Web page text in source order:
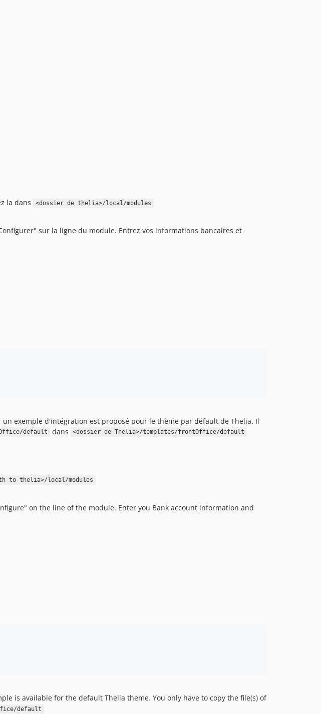
la dans
<dossier de thelia>/local/modules
sur la ligne du module. Entrez vos informations bancaires et
exemple d'intégration est proposé pour le thème par défault de Thelia. Il
default dans <dossier de Thelia>/templates/frontOffice/default
to thelia>/local/modules
on the line of the module. Enter you Bank account information and
is available for the default Thelia theme. You only have to copy the file(s) of
default